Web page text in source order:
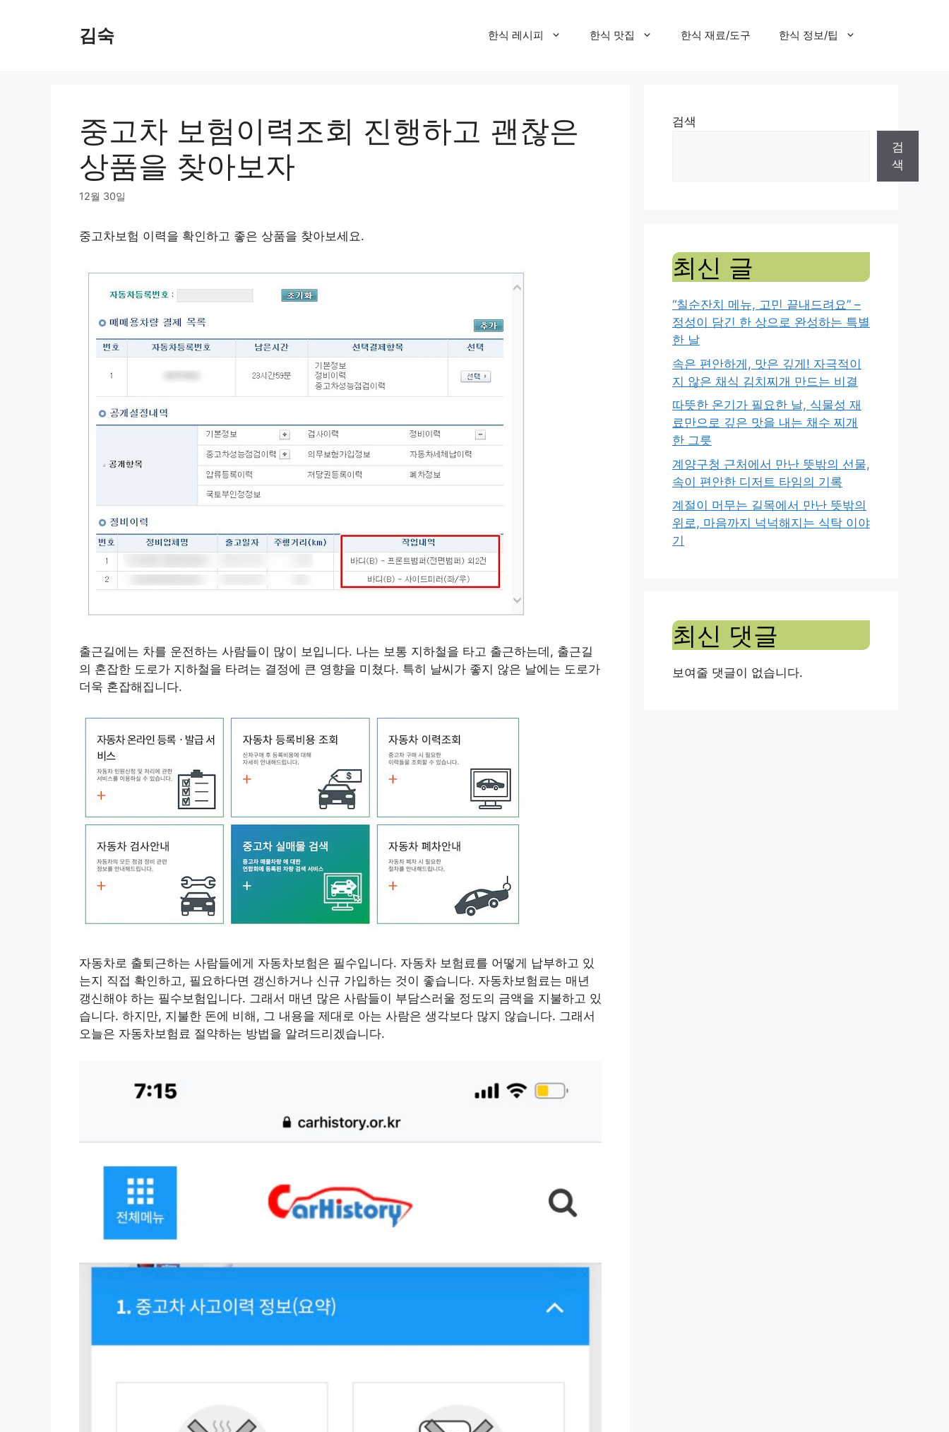
김숙 한식 레시피 한식 맛집 한식 재료/도구 한식 정보/팁
중고차 보험이력조회 진행하고 괜찮은
상품을 찾아보자
12월 30일
중고차보험 이력을 확인하고 좋은 상품을 찾아보세요.
출근길에는 차를 운전하는 사람들이 많이 보입니다. 나는 보통 지하철을 타고 출근하는데, 출근길
의 혼잡한 도로가 지하철을 타려는 결정에 큰 영향을 미쳤다. 특히 날씨가 좋지 않은 날에는 도로가
더욱 혼잡해집니다.
자동차로 출퇴근하는 사람들에게 자동차보험은 필수입니다. 자동차 보험료를 어떻게 납부하고 있
는지 직접 확인하고, 필요하다면 갱신하거나 신규 가입하는 것이 좋습니다. 자동차보험료는 매년
갱신해야 하는 필수보험입니다. 그래서 매년 많은 사람들이 부담스러울 정도의 금액을 지불하고 있
습니다. 하지만, 지불한 돈에 비해, 그 내용을 제대로 아는 사람은 생각보다 많지 않습니다. 그래서
오늘은 자동차보험료 절약하는 방법을 알려드리겠습니다.
검색
검
색
최신 글
“칠순잔치 메뉴, 고민 끝내드려요” –
정성이 담긴 한 상으로 완성하는 특별
한 날
속은 편안하게, 맛은 깊게! 자극적이
지 않은 채식 김치찌개 만드는 비결
따뜻한 온기가 필요한 날, 식물성 재
료만으로 깊은 맛을 내는 채수 찌개
한 그릇
계양구청 근처에서 만난 뜻밖의 선물,
속이 편안한 디저트 타임의 기록
계절이 머무는 길목에서 만난 뜻밖의
위로, 마음까지 넉넉해지는 식탁 이야
기
최신 댓글
보여줄 댓글이 없습니다.